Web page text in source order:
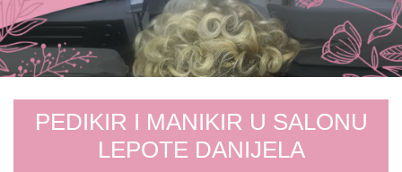
PEDIKIR I MANIKIR U SALONU
LEPOTE DANIJELA